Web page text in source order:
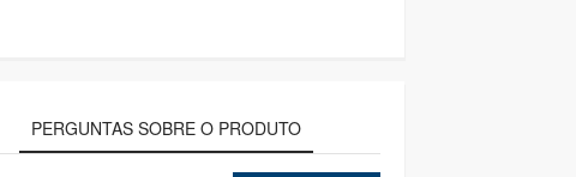
PERGUNTAS SOBRE O PRODUTO